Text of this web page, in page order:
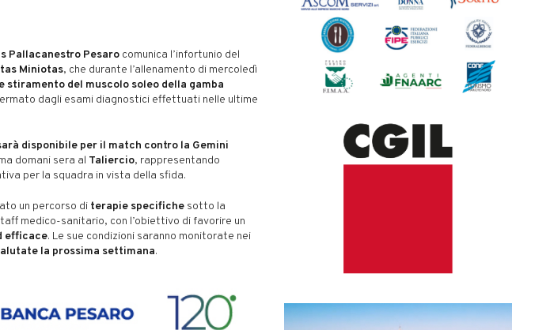
Pallacanestro Pesaro comunica l’infortunio del
Miniotas, che durante l’allenamento di mercoledì
stiramento del muscolo soleo della gamba
dagli esami diagnostici effettuati nelle ultime
disponibile per il match contro la Gemini
domani sera al Taliercio, rappresentando
per la squadra in vista della sfida.
un percorso di terapie specifiche sotto la
medico-sanitario, con l’obiettivo di favorire un
efficace. Le sue condizioni saranno monitorate nei
la prossima settimana.